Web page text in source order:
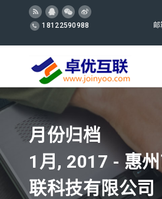
18122590988 邮
月份归档
1月, 2017 - 惠
联科技有限公司